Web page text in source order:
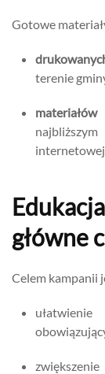
Gotowe
terenie
główne
Celem kampanii